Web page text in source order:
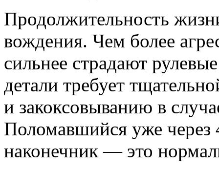
Продолжительность
вождения. Чем более
сильнее страдают
детали требует
и закоксовыванию в
Поломавшийся уже через
наконечник — это